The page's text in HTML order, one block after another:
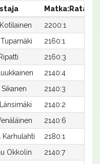
Matka:Rata
2200:1
2160:1
2160:3
2140:4
2140:3
2140:2
2140:6
Karhulahti 2180:1
Okkolin 2140:7